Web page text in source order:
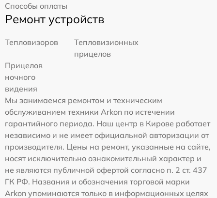
Способы оплаты
Ремонт устройств
Тепловизоров
Тепловизионных
прицелов
Прицелов
ночного
видения
Мы занимаемся ремонтом и техническим
обслуживанием техники Arkon по истечении
гарантийного периода. Наш центр в Кирове работает
независимо и не имеет официальной авторизации от
производителя. Цены на ремонт, указанные на сайте,
носят исключительно ознакомительный характер и
не являются публичной офертой согласно п. 2 ст. 437
ГК РФ. Названия и обозначения торговой марки
Arkon упоминаются только в информационных целях